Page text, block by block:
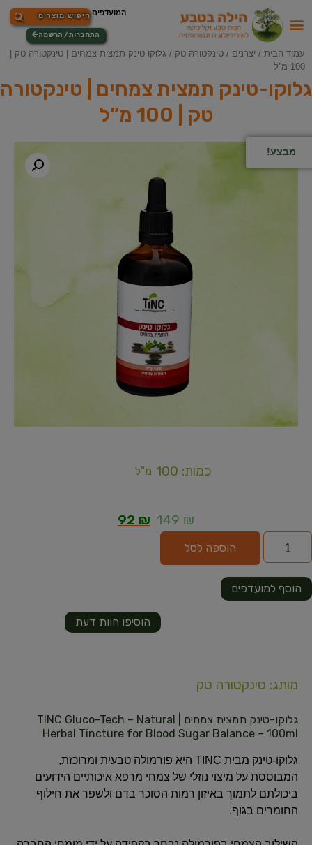
התחברות / הרשמה
עמוד הבית / יצרנים / טינקטורה טק / גלוקו-טינק תמצית צמחים | טינקטורה טק |
100 מ”ל
גלוקו-טינק תמצית צמחים | טינקטורה
טק | 100 מ”ל
מבצע!
כמות: 100 מ"ל
149 ₪
92 ₪
הוספה לסל
הוסיפו חוות דעת
הוסף למועדפים
מותג: טינקטורה טק
גלוקו-טינק תמצית צמחים | TINC Gluco-Tech – Natural
Herbal Tincture for Blood Sugar Balance – 100ml
גלוקו-טינק מבית TINC היא פורמולה טבעית ומרוכזת,
המבוססת על מיצוי נוזלי של צמחי מרפא איכותיים הידועים
ביכולתם לתמוך באיזון רמות הסוכר בדם ולשפר את חילוף
החומרים בגוף.